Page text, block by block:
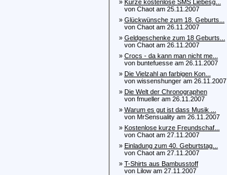
» Kurze kostenlose SMS Liebesg...
von Chaot am 25.11.2007
» Glückwünsche zum 18. Geburts...
von Chaot am 26.11.2007
» Geldgeschenke zum 18 Geburts...
von Chaot am 26.11.2007
» Crocs - da kann man nicht me...
von buntefuesse am 26.11.2007
» Die Vielzahl an farbigen Kon...
von wissenshunger am 26.11.2007
» Die Welt der Chronographen
von fmueller am 26.11.2007
» Warum es gut ist dass Musik ...
von MrSensuality am 26.11.2007
» Kostenlose kurze Freundschaf...
von Chaot am 27.11.2007
» Einladung zum 40. Geburtstag...
von Chaot am 27.11.2007
» T-Shirts aus Bambusstoff
von Lilow am 27.11.2007